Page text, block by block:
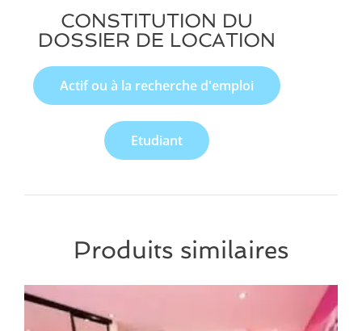
CONSTITUTION DU
DOSSIER DE LOCATION
Actif ou à la recherche d'emploi
Etudiant
Produits similaires